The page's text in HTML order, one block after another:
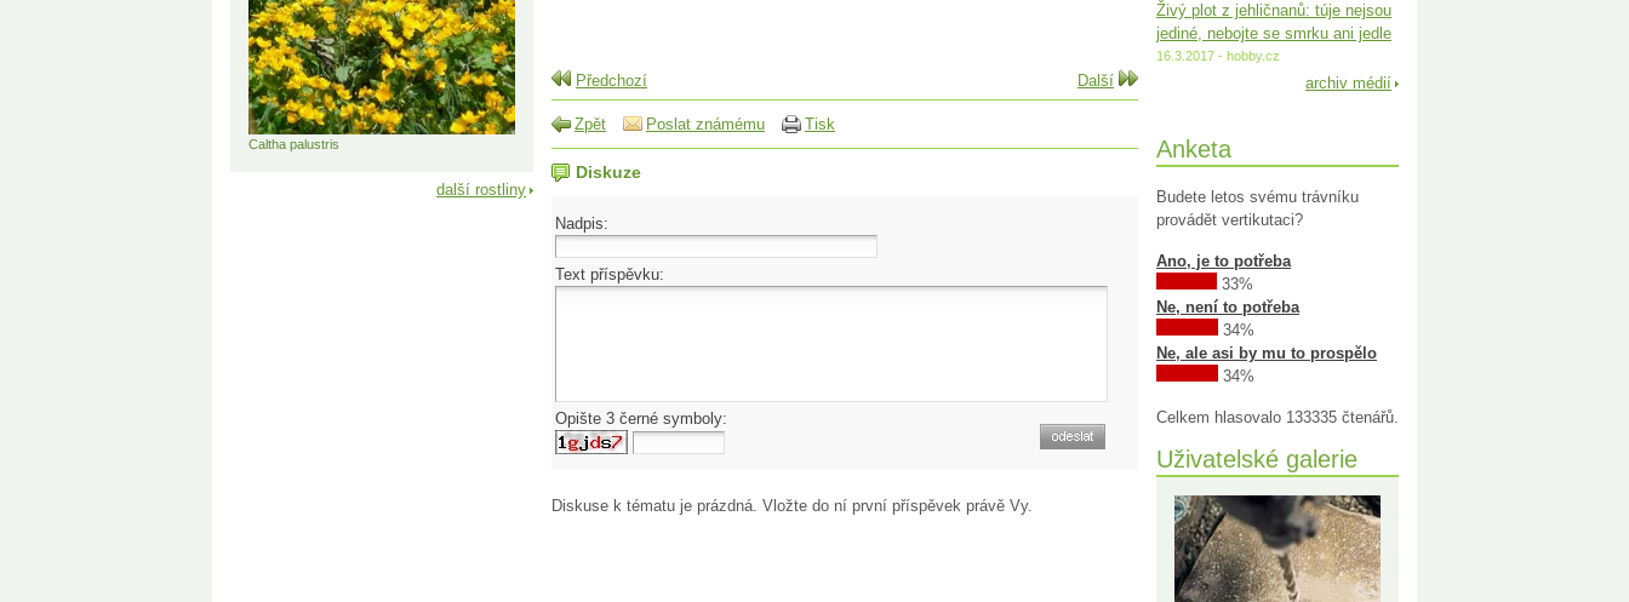
Předchozí Další
Zpět Poslat známému Tisk
Diskuze
Nadpis:
Text příspěvku:
Opište 3 černé symboly:
Diskuse k tématu je prázdná. Vložte do ní první příspěvek právě Vy.
Živý plot z jehličnanů: túje nejsou
jediné, nebojte se smrku ani jedle
16.3.2017 - hobby.cz
archiv médií
Anketa
Budete letos svému trávníku
provádět vertikutaci?
Ano, je to potřeba
33%
Ne, není to potřeba
34%
Ne, ale asi by mu to prospělo
34%
Celkem hlasovalo 133335 čtenářů.
Uživatelské galerie
Caltha palustris
další rostliny